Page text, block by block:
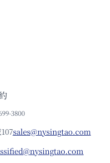
3800
sales@nysingtao.com